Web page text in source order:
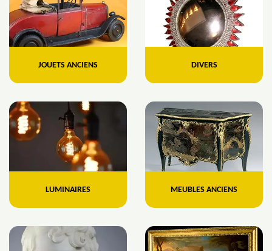
JOUETS ANCIENS DIVERS
LUMINAIRES MEUBLES ANCIENS